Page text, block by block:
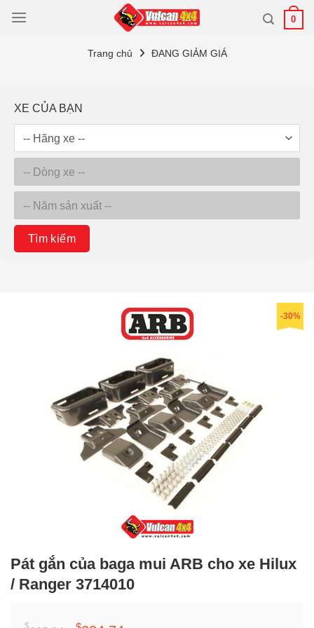
qua
0
Trang chủ ĐANG GIẢM GIÁ
XE CỦA BẠN
Tìm kiếm
-30%
Pát gắn của baga mui ARB cho xe Hilux
/ Ranger 3714010
$